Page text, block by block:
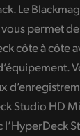
Le
permet
côte à côte
Studio HD
l’HyperDeck